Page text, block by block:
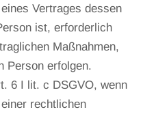
Vertrages dessen
ist, erforderlich
Maßnahmen,
Person erfolgen.
6 I lit. c DSGVO, wenn
rechtlichen